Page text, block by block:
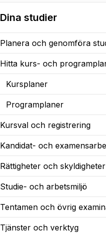
Dina studier
Planera och genomföra
Hitta kurs- och
Kursplaner
Programplaner
Kursval och registrering
Kandidat- och
Rättigheter och skyldigheter
Studie- och arbetsmiljö
Tentamen och övrig
Tjänster och verktyg